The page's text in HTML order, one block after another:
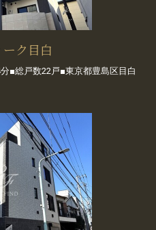
ーク目白
■総戸数22戸■東京都豊島区目白